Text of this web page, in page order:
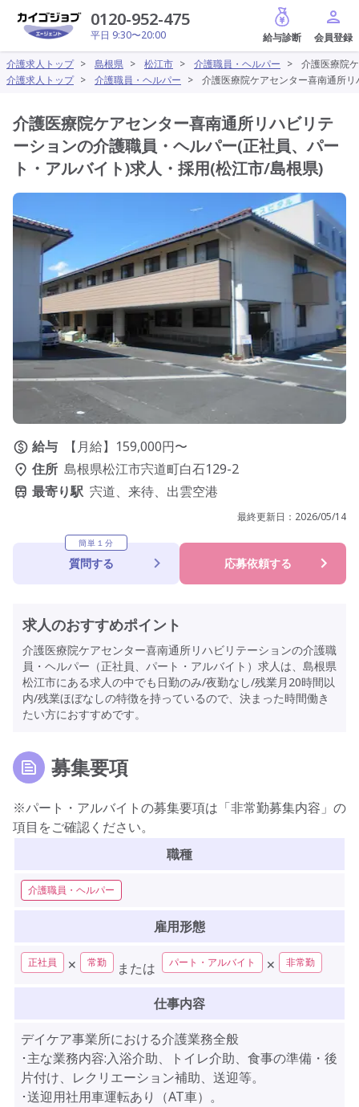
0120-952-475
平日 9:30〜20:00
給与診断
介護求人トップ > 島根県 > 松江市 > 介護職員・ヘルパー >
介護医療院
介護求人トップ > 介護職員・ヘルパー > 介護医療院ケアセンター喜南通所
介護医療院ケアセンター喜南通所リハビリテ
ーションの介護職員・ヘルパー(正社員、パー
ト・アルバイト)求人・採用(松江市/島根県)
給与
【月給】159,000円〜
住所 島根県松江市宍道町白石129-2
最寄り駅 宍道、来待、出雲空港
最終更新日： 2026/05/14
簡単１分
質問する 応募依頼する
求人のおすすめポイント
介護医療院ケアセンター喜南通所リハビリテーションの介護職
員・ヘルパー（正社員、パート・アルバイト）求人は、島根県
松江市にある求人の中でも日勤のみ/夜勤なし/残業月20時間以
内/残業ほぼなしの特徴を持っているので、決まった時間働き
たい方におすすめです。
募集要項
※パート・アルバイトの募集要項は「非常勤募集内容」の
項目をご確認ください。
職種
介護職員・ヘルパー
雇用形態
正社員 ✕ 常勤 または パート・アルバイト ✕ 非常勤
仕事内容
デイケア事業所における介護業務全般
･主な業務内容:入浴介助、トイレ介助、食事の準備・後
片付け、レクリエーション補助、送迎等。
･送迎用社用車運転あり（AT車）。